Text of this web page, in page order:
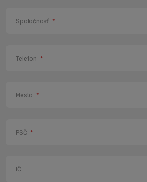
Spoločnosť *
Telefon *
Mesto *
PSČ *
IČ